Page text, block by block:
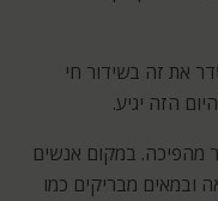
את זה בשידור חי
הזה יגיע.
מהפיכה. במקום אנשים
ובמאים מבריקים כמו